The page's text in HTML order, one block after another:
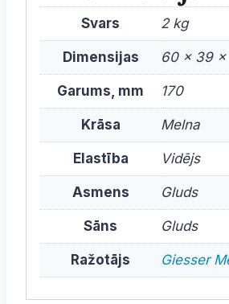
Svars 2 kg
Dimensijas 60 × 39
Garums, mm 170
Krāsa Melna
Elastība Vidējs
Asmens Gluds
Sāns Gluds
Ražotājs Giesser